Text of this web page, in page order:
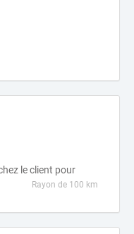
le client pour
Rayon de 100 km